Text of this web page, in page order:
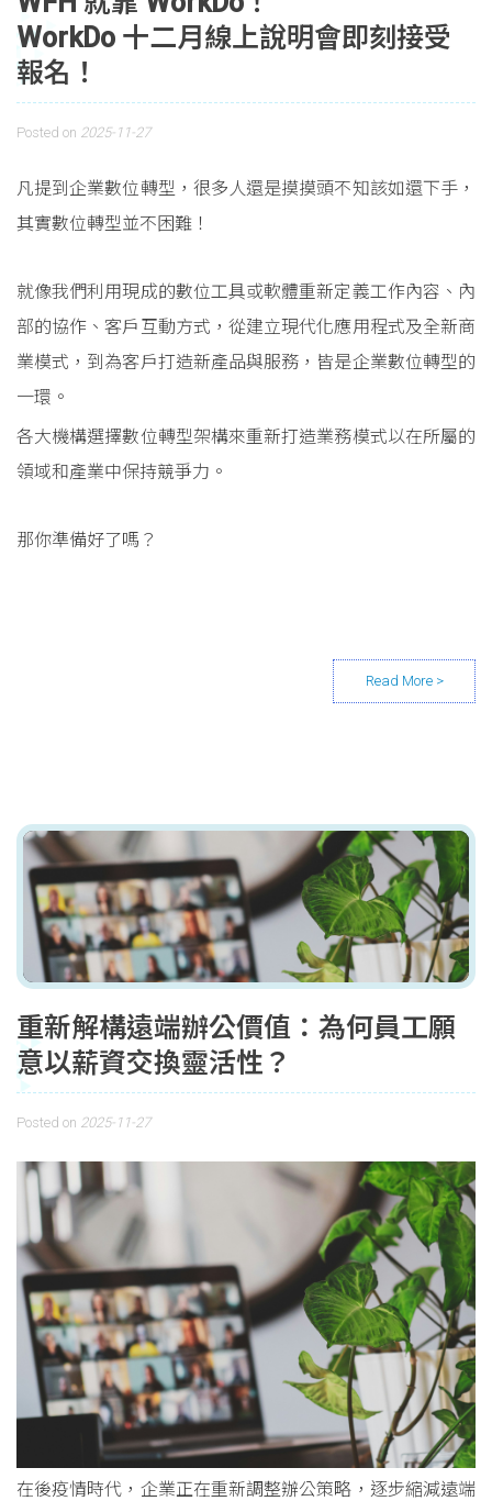
WorkDo 十二月線上說明會即刻接受
報名！
Posted on 2025-11-27
凡提到企業數位轉型，很多人還是摸摸頭不知該如還下手，
其實數位轉型並不困難！
就像我們利用現成的數位工具或軟體重新定義工作內容、內
部的協作、客戶互動方式，從建立現代化應用程式及全新商
業模式，到為客戶打造新產品與服務，皆是企業數位轉型的
一環。
各大機構選擇數位轉型架構來重新打造業務模式以在所屬的
領域和產業中保持競爭力。
那你準備好了嗎？
重新解構遠端辦公價值：為何員工願
意以薪資交換靈活性？
Posted on 2025-11-27
在後疫情時代，企業正在重新調整辦公策略，逐步縮減遠端